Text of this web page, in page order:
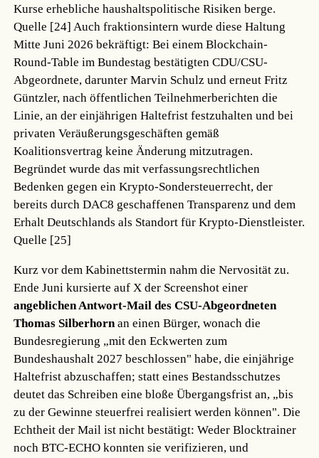
Kurse erhebliche haushaltspolitische Risiken berge.
Quelle [24] Auch fraktionsintern wurde diese Haltung
Mitte Juni 2026 bekräftigt: Bei einem Blockchain-
Round-Table im Bundestag bestätigten CDU/CSU-
Abgeordnete, darunter Marvin Schulz und erneut Fritz
Güntzler, nach öffentlichen Teilnehmerberichten die
Linie, an der einjährigen Haltefrist festzuhalten und bei
privaten Veräußerungsgeschäften gemäß
Koalitionsvertrag keine Änderung mitzutragen.
Begründet wurde das mit verfassungsrechtlichen
Bedenken gegen ein Krypto-Sondersteuerrecht, der
bereits durch DAC8 geschaffenen Transparenz und dem
Erhalt Deutschlands als Standort für Krypto-Dienstleister.
Quelle [25]
Kurz vor dem Kabinettstermin nahm die Nervosität zu.
Ende Juni kursierte auf X der Screenshot einer
angeblichen Antwort-Mail des CSU-Abgeordneten
Thomas Silberhornan einen Bürger, wonach die
Bundesregierung „mit den Eckwerten zum
Bundeshaushalt 2027 beschlossen" habe, die einjährige
Haltefrist abzuschaffen; statt eines Bestandsschutzes
deutet das Schreiben eine bloße Übergangsfrist an, „bis
zu der Gewinne steuerfrei realisiert werden können". Die
Echtheit der Mail ist nicht bestätigt: Weder Blocktrainer
noch BTC-ECHO konnten sie verifizieren, und